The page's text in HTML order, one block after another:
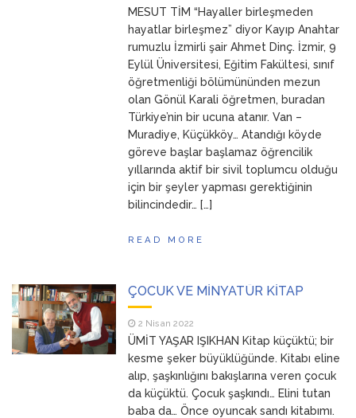
ANNEMMESUT TİM “Hayaller birleşmeden
hayatlar birleşmez” diyor Kayıp Anahtar
rumuzlu İzmirli şair Ahmet Dinç. İzmir, 9
Eylül Üniversitesi, Eğitim Fakültesi, sınıf
öğretmenliği bölümününden mezun
olan Gönül Karali öğretmen, buradan
Türkiye’nin bir ucuna atanır. Van –
Muradiye, Küçükköy… Atandığı köyde
göreve başlar başlamaz öğrencilik
yıllarında aktif bir sivil toplumcu olduğu
için bir şeyler yapması gerektiğinin
bilincindedir… […]
READ MORE
ÇOCUK VE MİNYATÜR KİTAP
2 Nisan 2022
ÜMİT YAŞAR IŞIKHAN Kitap küçüktü; bir
kesme şeker büyüklüğünde. Kitabı eline
alıp, şaşkınlığını bakışlarına veren çocuk
da küçüktü. Çocuk şaşkındı… Elini tutan
baba da… Önce oyuncak sandı kitabımı.